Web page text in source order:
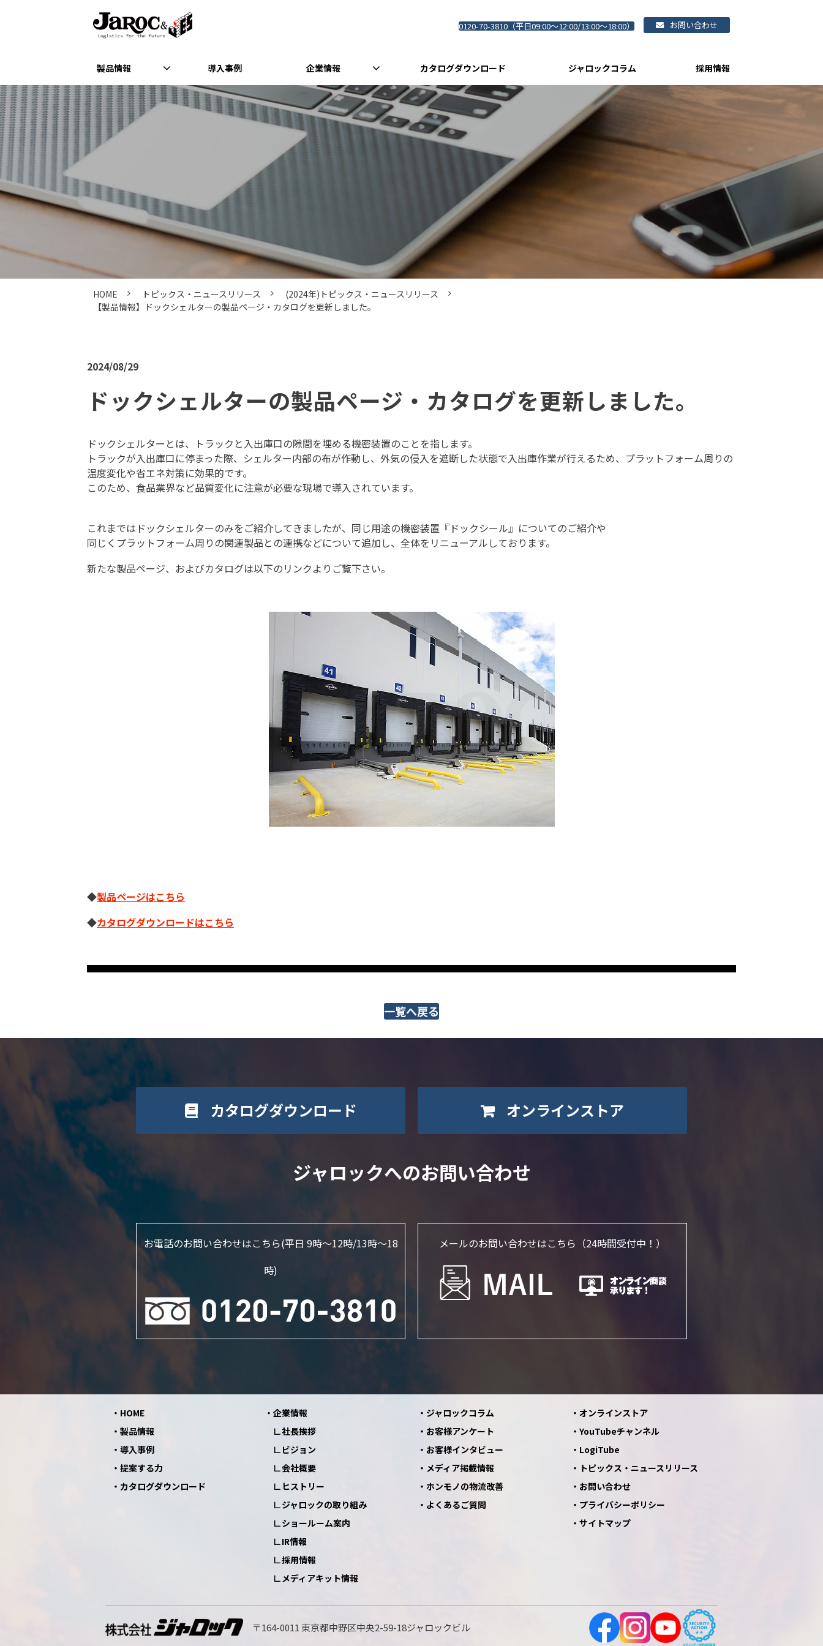
0120-70-3810（平日09:00～12:00/13:00～18:00） お問い合わせ
製品情報 導入事例 企業情報 カタログダウンロード ジャロックコラム 採用情報
HOME トピックス・ニュースリリース
(2024年)トピックス・ニュースリリース
【製品情報】ドックシェルターの製品ページ・カタログを更新しました。
2024/08/29
ドックシェルターの製品ページ・カタログを更新しました。
ドックシェルターとは、トラックと入出庫口の隙間を埋める機密装置のことを指します。
トラックが入出庫口に停まった際、シェルター内部の布が作動し、外気の侵入を遮断した状態で入出庫作業が行えるため、プラットフォーム周りの
温度変化や省エネ対策に効果的です。
このため、食品業界など品質変化に注意が必要な現場で導入されています。
これまではドックシェルターのみをご紹介してきましたが、同じ用途の機密装置『ドックシール』についてのご紹介や
同じくプラットフォーム周りの関連製品との連携などについて追加し、全体をリニューアルしております。
新たな製品ページ、およびカタログは以下のリンクよりご覧下さい。
◆製品ページはこちら
◆カタログダウンロードはこちら
一覧へ戻る
カタログダウンロード オンラインストア
ジャロックへのお問い合わせ
お電話のお問い合わせはこちら(平日 9時～12時/13時〜18
時)
メールのお問い合わせはこちら （24時間受付中！）
HOME
製品情報
導入事例
提案する力
カタログダウンロード
企業情報
社長挨拶
ビジョン
会社概要
ヒストリー
ジャロックの取り組み
ショールーム案内
IR情報
採用情報
メディアキット情報
ジャロックコラム
お客様アンケート
お客様インタビュー
メディア掲載情報
ホンモノの物流改善
よくあるご質問
オンラインストア
YouTubeチャンネル
LogiTube
トピックス・ニュースリリース
お問い合わせ
プライバシーポリシー
サイトマップ
〒164-0011 東京都中野区中央2-59-18ジャロックビル